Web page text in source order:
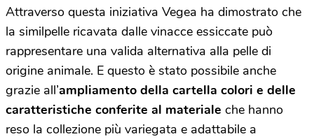
Attraverso questa iniziativa Vegea ha dimostrato che
la similpelle ricavata dalle vinacce essiccate può
rappresentare una valida alternativa alla pelle di
origine animale. E questo è stato possibile anche
grazie all’ampliamento della cartella colori e delle
caratteristiche conferite al materiale che hanno
reso la collezione più variegata e adattabile a